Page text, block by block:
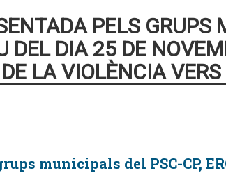
PELS GRUPS
DIA 25 DE
LA VIOLÈNCIA VERS
municipals del PSC-CP,